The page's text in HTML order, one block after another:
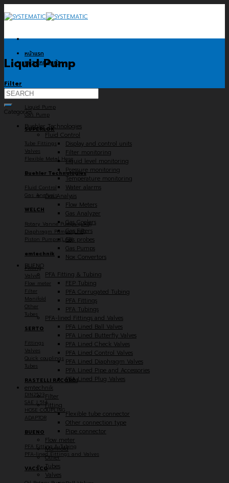
to
หน้าแรก
หมวดหมู่สินค้า
KNF
Liquid Pump
Gas Pump
SUPERLOK
Tube Fittings
Valves
Flexible Metal Hose
Buehler Technologies
Fluid Control
Gas Analysis
WELCH
Rotary Vanne Pumps (LAB)
Diaphragm Pumps (LAB)
Piston Pumps (LAB)
emtechnik
Fitting
Valves
Flow meter
Filter
Manifold
Other
Tubes
SERTO
Fittings
Valves
Quick couplings
Tubes
RASTELLI RACORDI
DIN2523
SAE J 514
HOSE COUPLING
ADAPTOR
BUENO
PFA Fitting & Tubing
PFA-lined Fittings and Valves
VACSCO
Liquid Pump
Filter
Search
for:
Categories
Buehler Technologies
Fluid Control
Display and control units
Filter monitoring
Liquid level monitoring
Pressure monitoring
Temperature monitoring
Water alarms
Gas Analysis
Flow Meters
Gas Analyzer
Gas Coolers
Gas Filters
Gas probes
Gas Pumps
Nox Convertors
BUENO
PFA Fitting & Tubing
FEP Tubing
PFA Corrugated Tubing
PFA Fittings
PFA Tubings
PFA-lined Fittings and Valves
PFA Lined Ball Valves
PFA Lined Butterfly Valves
PFA Lined Check Valves
PFA Lined Control Valves
PFA Lined Diaphragm Valves
PFA Lined Pipe and Accessories
PFA Lined Plug Valves
emtechnik
Filter
Fitting
Flexible tube connector
Other connection type
Pipe connector
Flow meter
Manifold
Other
Tubes
Valves